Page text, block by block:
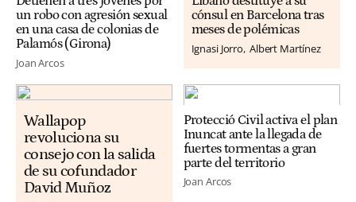
un robo con agresión sexual
en una casa de colonias de
Palamós (Girona)
Joan Arcos
cónsul en Barcelona tras
meses de polémicas
Ignasi Jorro Albert Martínez
Wallapop
revoluciona su
consejo con la salida
de su cofundador
David Muñoz
Protecció Civil activa el plan
Inuncat ante la llegada de
fuertes tormentas a gran
parte del territorio
Joan Arcos